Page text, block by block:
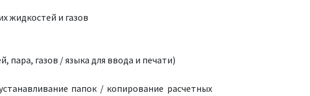
жидкостей и газов
газов / языка для ввода и печати)
папок / копирование расчетных